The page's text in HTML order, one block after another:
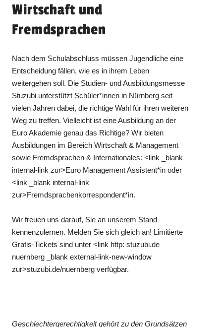
Wirtschaft und
Fremdsprachen
Nach dem Schulabschluss müssen Jugendliche eine
Entscheidung fällen, wie es in ihrem Leben
weitergehen soll. Die Studien- und Ausbildungsmesse
Stuzubi unterstützt Schüler*innen in Nürnberg seit
vielen Jahren dabei, die richtige Wahl für ihren weiteren
Weg zu treffen. Vielleicht ist eine Ausbildung an der
Euro Akademie genau das Richtige? Wir bieten
Ausbildungen im Bereich Wirtschaft & Management
sowie Fremdsprachen & Internationales: <link _blank
internal-link zur>Euro Management Assistent*in oder
<link _blank internal-link
zur>Fremdsprachenkorrespondent*in.
Wir freuen uns darauf, Sie an unserem Stand
kennenzulernen. Melden Sie sich gleich an! Limitierte
Gratis-Tickets sind unter <link http: stuzubi.de
nuernberg _blank external-link-new-window
zur>stuzubi.de/nuernberg verfügbar.
Geschlechtergerechtigkeit gehört zu den Grundsätzen